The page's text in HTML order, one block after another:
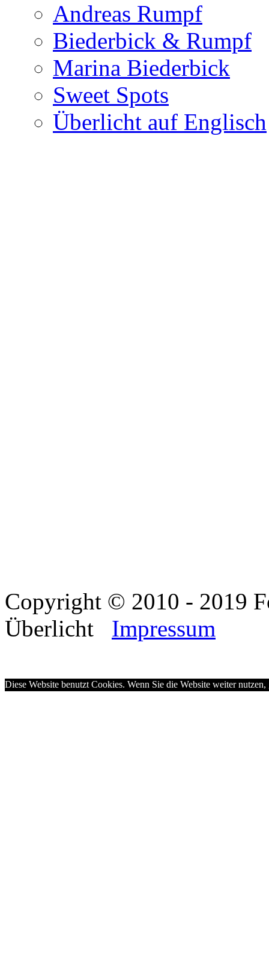
Andreas Rumpf
Biederbick & Rumpf
Marina Biederbick
Sweet Spots
Überlicht auf Englisch
Copyright © 2010 - 2019
Überlicht Impressum
Diese Website benutzt Cookies. Wenn Sie die Website weiter